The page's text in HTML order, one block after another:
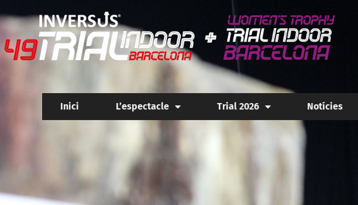
Inici L’espectacle Trial 2026 Notícies